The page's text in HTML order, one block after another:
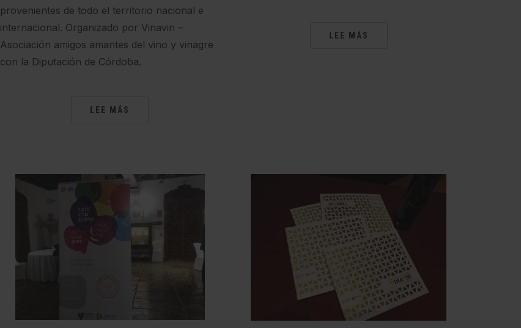
provenientes de todo el territorio nacional e
internacional. Organizado por Vinavin –
Asociación amigos amantes del vino y vinagre
con la Diputación de Córdoba.
LEE MÁS
LEE MÁS